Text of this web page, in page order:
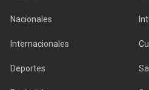
Nacionales
Internacionales
Deportes